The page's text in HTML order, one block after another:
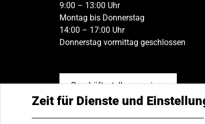
9:00 – 13:00 Uhr
Montag bis Donnerstag
14:00 – 17:00 Uhr
Donnerstag vormittag geschlossen
Geschäftsstellen anzeigen